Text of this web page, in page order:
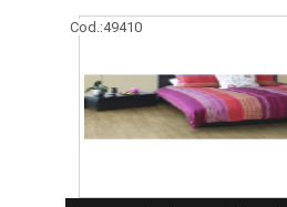
Cod.:49410